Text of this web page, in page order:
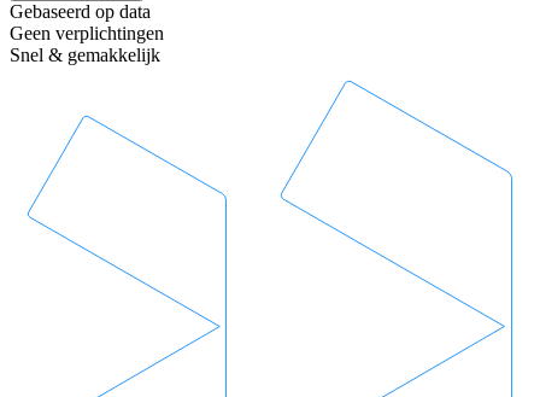
Gebaseerd op data
Geen verplichtingen
Snel & gemakkelijk